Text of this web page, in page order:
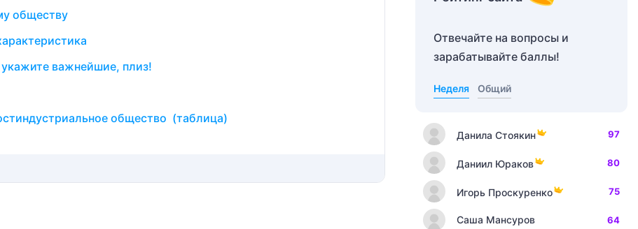
обществу
важнейшие, плиз!
общество (таблица)
Отвечайте на вопросы и
зарабатывайте баллы!
Неделя Общий
Данила Стоякин 97
Даниил Юраков 80
Игорь Проскуренко 75
Саша Мансуров 64